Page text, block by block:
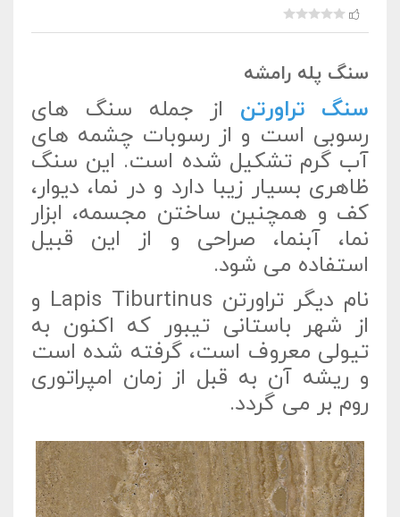
سنگ پله رامشه
سنگ تراورتن از جمله سنگ های
رسوبی است و از رسوبات چشمه های
آب گرم تشکیل شده است. این سنگ
ظاهری بسیار زیبا دارد و در نما، دیوار،
کف و همچنین ساختن مجسمه، ابزار
نما، آبنما، صراحی و از این قبیل
استفاده می شود.
نام دیگر تراورتن Lapis Tiburtinus و
از شهر باستانی تیبور که اکنون به
تیولی معروف است، گرفته شده است
و ریشه آن به قبل از زمان امپراتوری
روم بر می گردد.